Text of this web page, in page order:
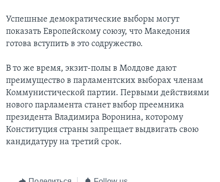
Успешные демократические выборы могут
показать Европейскому союзу, что Македония
готова вступить в это содружество.
В то же время, экзит-полы в Молдове дают
преимущество в парламентских выборах членам
Коммунистической партии. Первыми действиями
нового парламента станет выбор преемника
президента Владимира Воронина, которому
Конституция страны запрещает выдвигать свою
кандидатуру на третий срок.